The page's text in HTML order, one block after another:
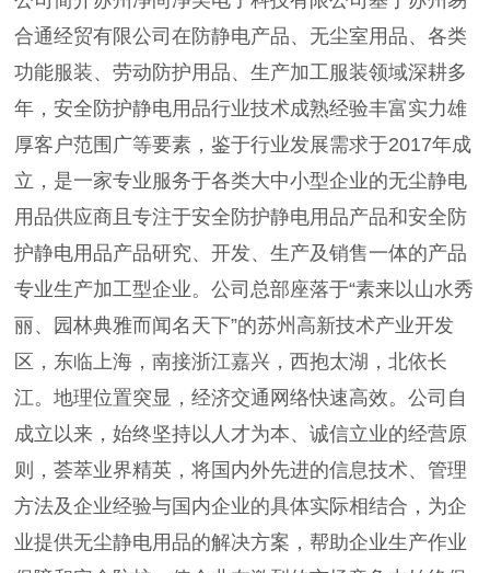
合通经贸有限公司在防静电产品、无尘室用品、各类
功能服装、劳动防护用品、生产加工服装领域深耕多
年，安全防护静电用品行业技术成熟经验丰富实力雄
厚客户范围广等要素，鉴于行业发展需求于2017年成
立，是一家专业服务于各类大中小型企业的无尘静电
用品供应商且专注于安全防护静电用品产品和安全防
护静电用品产品研究、开发、生产及销售一体的产品
专业生产加工型企业。公司总部座落于“素来以山水秀
丽、园林典雅而闻名天下”的苏州高新技术产业开发
区，东临上海，南接浙江嘉兴，西抱太湖，北依长
江。地理位置突显，经济交通网络快速高效。公司自
成立以来，始终坚持以人才为本、诚信立业的经营原
则，荟萃业界精英，将国内外先进的信息技术、管理
方法及企业经验与国内企业的具体实际相结合，为企
业提供无尘静电用品的解决方案，帮助企业生产作业